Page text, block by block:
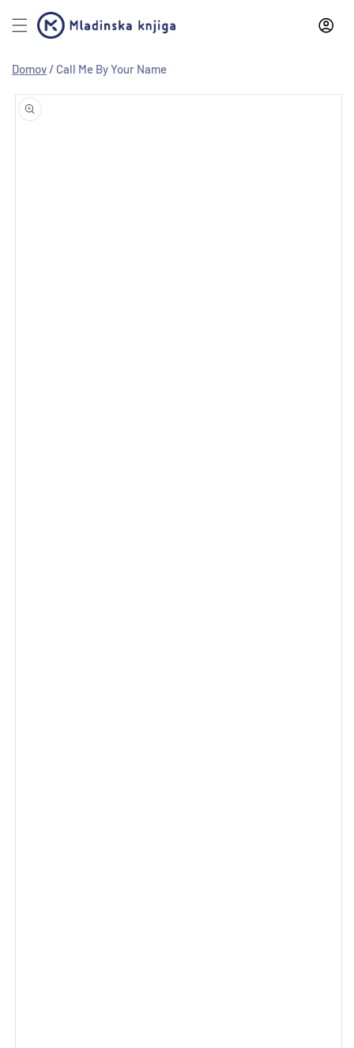
na
vsebino
Domov / Call Me By Your Name
na
informacije